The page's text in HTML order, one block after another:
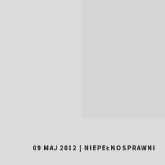
09 MAJ 2012 NIEPEŁNOSPRAWNI